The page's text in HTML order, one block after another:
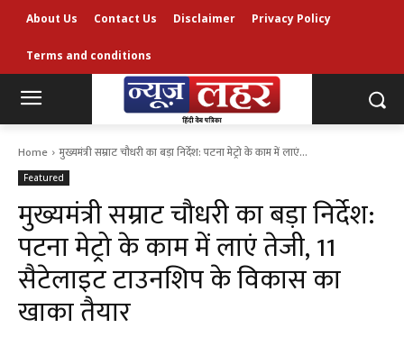
About Us Contact Us Disclaimer Privacy Policy
Terms and conditions
Home मुख्यमंत्री सम्राट चौधरी का बड़ा निर्देश: पटना मेट्रो के काम में लाएं...
Featured
मुख्यमंत्री सम्राट चौधरी का बड़ा निर्देश:
पटना मेट्रो के काम में लाएं तेजी, 11
सैटेलाइट टाउनशिप के विकास का
खाका तैयार